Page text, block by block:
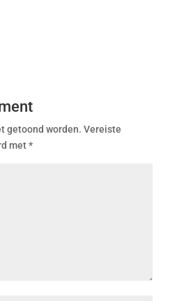
getoond worden. Vereiste
met*